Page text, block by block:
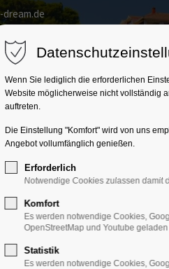
Home Kroatien
Wenn Sie lediglich die erforderlichen
Website möglicherweise nicht vollständig
auftreten.
Die Einstellung "Komfort" wird von uns
Angebot vollumfänglich genießen.
Erforderlich
Notwendige Cookies zulassen damit
Komfort
Es werden notwendige Cookies,
OpenStreetMap und Youtube geladen
Statistik
Es werden notwendige Cookies,